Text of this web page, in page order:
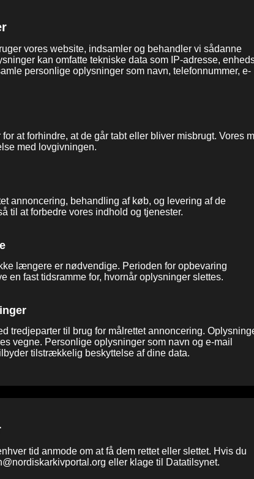
vores website, indsamler og behandler vi sådanne
kan omfatte tekniske data som IP-adresse,
personlige oplysninger som navn, telefonnummer, e-
at forhindre, at de går tabt eller bliver misbrugt. Vores
med lovgivningen.
annoncering, behandling af køb, og levering af de
til at forbedre vores indhold og tjenester.
længere er nødvendige. Perioden for opbevaring
en fast tidsramme for, hvornår oplysninger slettes.
tredjeparter til brug for målrettet annoncering.
vegne. Personlige oplysninger som navn og e-mail
tilstrækkelig beskyttelse af dine data.
tid anmode om at få dem rettet eller slettet. Hvis du
eller klage til Datatilsynet.